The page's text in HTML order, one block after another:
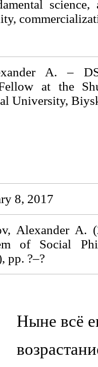
science,
A. –
Fellow at the
University,
8, 2017
Alexander A.
of Social
pp. ?–?
Ныне всё